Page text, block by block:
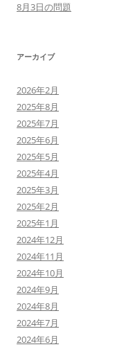
8月3日の問題
アーカイブ
2026年2月
2025年8月
2025年7月
2025年6月
2025年5月
2025年4月
2025年3月
2025年2月
2025年1月
2024年12月
2024年11月
2024年10月
2024年9月
2024年8月
2024年7月
2024年6月